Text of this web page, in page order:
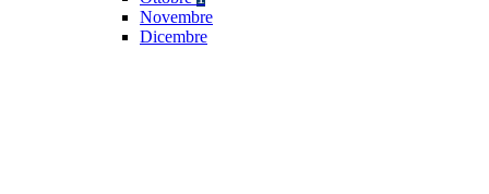
Novembre
Dicembre